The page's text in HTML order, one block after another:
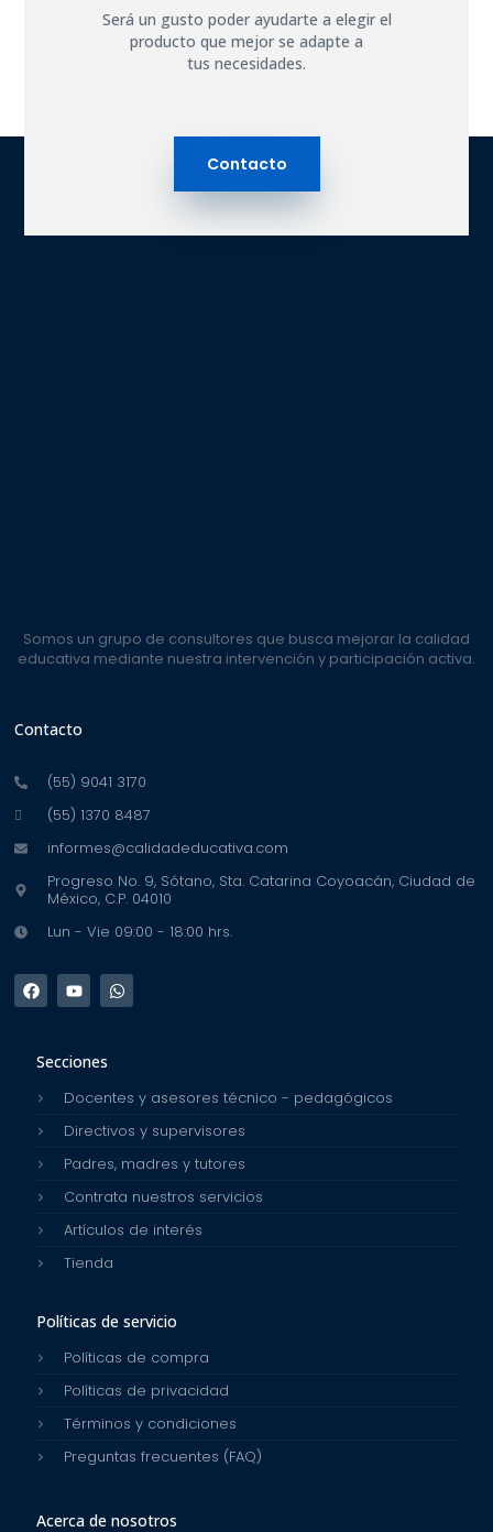
Será un gusto poder ayudarte a elegir el
producto que mejor se adapte a
tus necesidades.
Contacto
Somos un grupo de consultores que busca mejorar la calidad
educativa mediante nuestra intervención y participación activa.
Contacto
(55) 9041 3170
(55) 1370 8487
informes@calidadeducativa.com
Progreso No. 9, Sótano, Sta. Catarina Coyoacán, Ciudad de
México, C.P. 04010
Lun - Vie 09:00 - 18:00 hrs.
Secciones
Docentes y asesores técnico - pedagógicos
Directivos y supervisores
Padres, madres y tutores
Contrata nuestros servicios
Artículos de interés
Tienda
Políticas de servicio
Políticas de compra
Políticas de privacidad
Términos y condiciones
Preguntas frecuentes (FAQ)
Acerca de nosotros